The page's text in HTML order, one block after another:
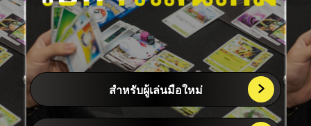
สำหรับผู้เล่นมือใหม่